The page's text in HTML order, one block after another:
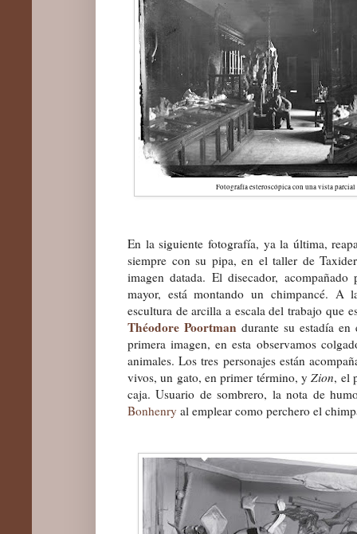
Fotografía esteroscópica con una vista
En la siguiente fotografía, ya la última,
siempre con su pipa, en el taller de
imagen datada. El disecador,
mayor, está montando un chimpancé. A
escultura de arcilla a escala del trabajo que
Théodore Poortman durante su estadía
primera imagen, en esta observamos
animales. Los tres personajes están
vivos, un gato, en primer término, yZion, el
caja. Usuario de sombrero, la nota de
Bonhenry al emplear como perchero el